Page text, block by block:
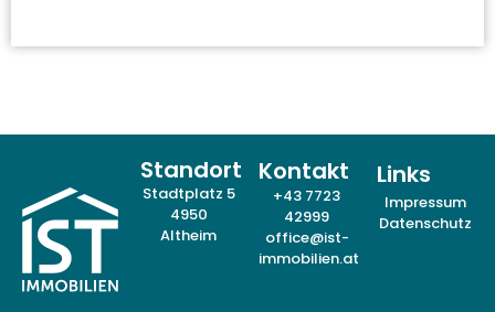
Standort
Stadtplatz 5
4950
Altheim
Kontakt
+43 7723
42999
office@ist-
immobilien.at
Links
Impressum
Datenschutz